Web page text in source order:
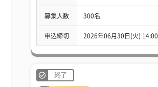
募集人数 300名
申込締切 2026年06月30日(火) 14:00
終了